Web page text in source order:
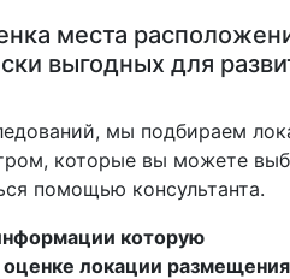
места
выгодных для
мы подбираем
которые вы можете
помощью консультанта.
которую
локации размещения